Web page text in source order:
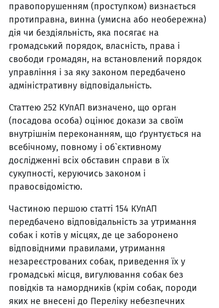
правопорушенням (проступком) визнається
протиправна, винна (умисна або необережна)
дія чи бездіяльність, яка посягає на
громадський порядок, власність, права і
свободи громадян, на встановлений порядок
управління і за яку законом передбачено
адміністративну відповідальність.
Статтею 252 КУпАП визначено, що орган
(посадова особа) оцінює докази за своїм
внутрішнім переконанням, що ґрунтується на
всебічному, повному і об`єктивному
дослідженні всіх обставин справи в їх
сукупності, керуючись законом і
правосвідомістю.
Частиною першою статті 154 КУпАП
передбачено відповідальність за утримання
собак і котів у місцях, де це заборонено
відповідними правилами, утримання
незареєстрованих собак, приведення їх у
громадські місця, вигулювання собак без
повідків та намордників (крім собак, породи
яких не внесені до Переліку небезпечних